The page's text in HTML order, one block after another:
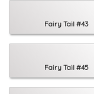
Fairy Tail #43
Fairy Tail #45